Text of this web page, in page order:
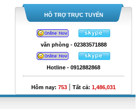
HỖ TRỢ TRỰC TUYẾN
văn phòng - 02383571888
Hotline - 0912882868
Hôm nay: 753 | Tất cả: 1,486,031